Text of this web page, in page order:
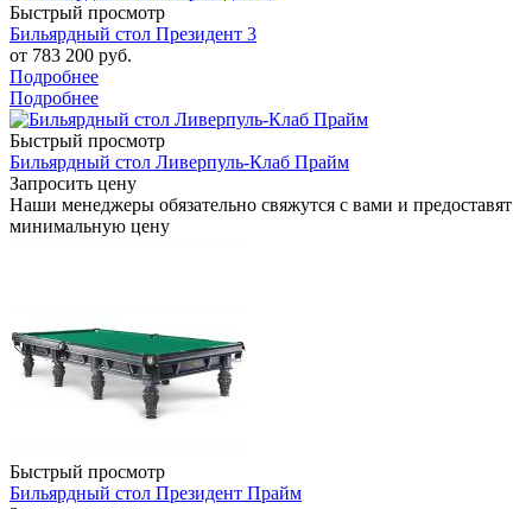
Быстрый просмотр
Бильярдный стол Президент 3
от 783 200 руб.
Подробнее
Подробнее
Быстрый просмотр
Бильярдный стол Ливерпуль-Клаб Прайм
Запросить цену
Наши менеджеры обязательно свяжутся с вами и предоставят
минимальную цену
Быстрый просмотр
Бильярдный стол Президент Прайм